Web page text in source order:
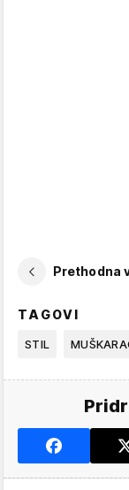
Prethodna
TAGOVI
STIL